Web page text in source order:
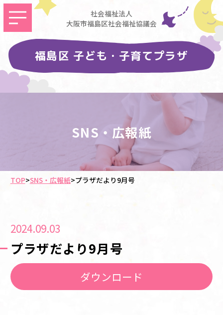
社会福祉法人
大阪市福島区社会福祉協議会
福島区 子ども・子育てプラザ
SNS・広報紙
TOP>SNS・広報紙>プラザだより9月号
2024.09.03
プラザだより9月号
ダウンロード